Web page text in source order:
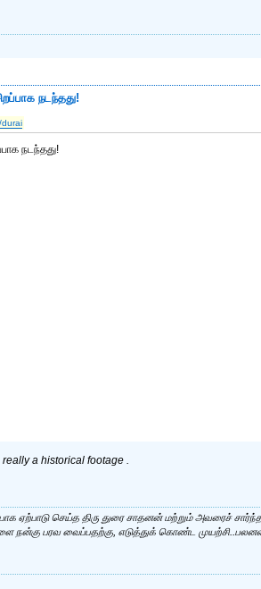
நடந்தது!
durai
நடந்தது!
a historical footage .
ஏற்பாடு செய்த திரு துரை சாதனன் மற்றும் அவரைச் சார்ந்த
நன்கு பரவ வைப்பதற்கு, எடுத்துக் கொண்ட